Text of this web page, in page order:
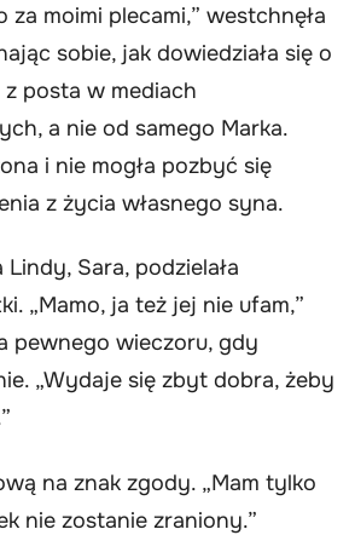
za moimi plecami,” westchnęła
sobie, jak dowiedziała się o
posta w mediach
a nie od samego Marka.
i nie mogła pozbyć się
z życia własnego syna.
Sara, podzielała
„Mamo, ja też jej nie ufam,”
pewnego wieczoru, gdy
„Wydaje się zbyt dobra, żeby
na znak zgody. „Mam tylko
nie zostanie zraniony.”